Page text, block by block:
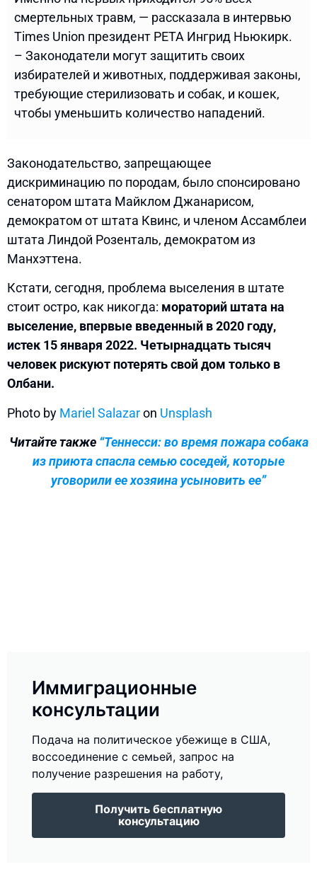
смертельных травм, — рассказала в интервью
Times Union президент PETA Ингрид Ньюкирк.
– Законодатели могут защитить своих
избирателей и животных, поддерживая законы,
требующие стерилизовать и собак, и кошек,
чтобы уменьшить количество нападений.
Законодательство, запрещающее
дискриминацию по породам, было спонсировано
сенатором штата Майклом Джанарисом,
демократом от штата Квинс, и членом Ассамблеи
штата Линдой Розенталь, демократом из
Манхэттена.
Кстати, сегодня, проблема выселения в штате
стоит остро, как никогда: мораторий штата на
выселение, впервые введенный в 2020 году,
истек 15 января 2022. Четырнадцать тысяч
человек рискуют потерять свой дом только в
Олбани.
Photo by Mariel Salazaron Unsplash
Читайте также“Теннесси: во время пожара собака
из приюта спасла семью соседей, которые
уговорили ее хозяина усыновить ее”
Иммиграционные
консультации
Подача на политическое убежище в США,
воссоединение с семьей, запрос на
получение разрешения на работу,
Получить бесплатную
консультацию